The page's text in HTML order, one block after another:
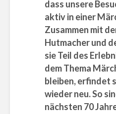
dass unsere
aktiv in einer
Zusammen mit
Hutmacher und
sie Teil des
dem Thema
bleiben, erfindet
wieder neu. So
nächsten 70